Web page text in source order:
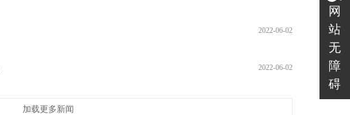
网
站
无
障
碍
2022-06-02
2022-06-02
加载更多新闻